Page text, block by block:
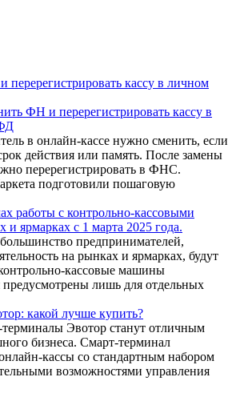
ФН и перерегистрировать кассу в
в онлайн-кассе нужно сменить, если
действия или память. После замены
перерегистрировать в ФНС.
подготовили пошаговую
работы с контрольно-кассовыми
ярмарках с 1 марта 2025 года.
предпринимателей,
на рынках и ярмарках, будут
кассовые машины
лишь для отдельных
какой лучше купить?
Эвотор станут отличным
бизнеса. Смарт-терминал
кассы со стандартным набором
возможностями управления